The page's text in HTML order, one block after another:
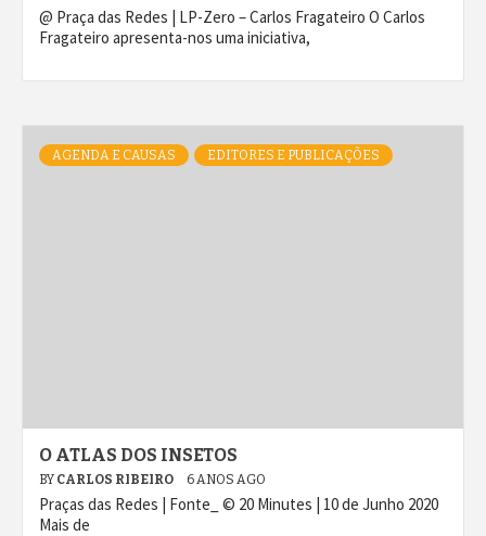
@ Praça das Redes | LP-Zero – Carlos Fragateiro O Carlos
Fragateiro apresenta-nos uma iniciativa,
AGENDA E CAUSAS EDITORES E PUBLICAÇÕES
O ATLAS DOS INSETOS
BY CARLOS RIBEIRO 6 ANOS AGO
Praças das Redes | Fonte_ © 20 Minutes | 10 de Junho 2020
Mais de